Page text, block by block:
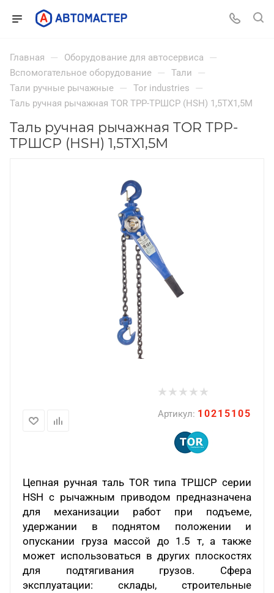
Главная — Оборудование для автосервиса —
Вспомогательное оборудование — Тали —
Тали ручные рычажные — Tor industries —
Таль ручная рычажная TOR ТРР-ТРШСР (HSH) 1,5ТX1,5М
Таль ручная рычажная TOR ТРР-
ТРШСР (HSH) 1,5ТX1,5М
Артикул: 10215105
Цепная ручная таль TOR типа ТРШСР серии
HSH с рычажным приводом предназначена
для механизации работ при подъеме,
удержании в поднятом положении и
опускании груза массой до 1.5 т, а также
может использоваться в других плоскостях
для подтягивания грузов. Сфера
эксплуатации: склады, строительные